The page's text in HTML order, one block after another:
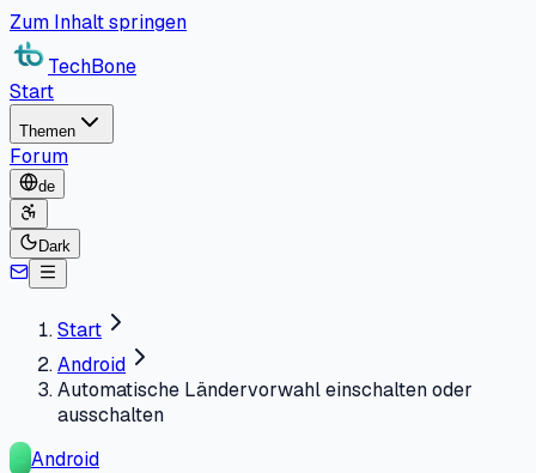
Zum Inhalt springen
TechBone
Start
Themen
Forum
de
Dark
Start
Android
Automatische Ländervorwahl einschalten oder
ausschalten
Android